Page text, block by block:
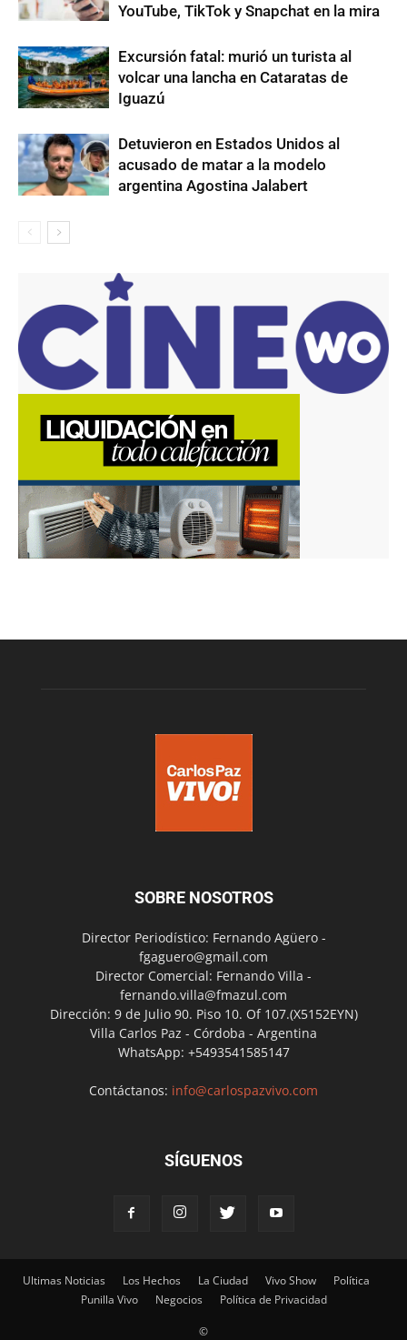
YouTube, TikTok y Snapchat en la mira
Excursión fatal: murió un turista al
volcar una lancha en Cataratas de
Iguazú
Detuvieron en Estados Unidos al
acusado de matar a la modelo
argentina Agostina Jalabert
SOBRE NOSOTROS
Director Periodístico: Fernando Agüero -
fgaguero@gmail.com
Director Comercial: Fernando Villa -
fernando.villa@fmazul.com
Dirección: 9 de Julio 90. Piso 10. Of 107.(X5152EYN)
Villa Carlos Paz - Córdoba - Argentina
WhatsApp: +5493541585147
Contáctanos: info@carlospazvivo.com
SÍGUENOS
Ultimas Noticias Los Hechos La Ciudad Vivo Show
Política
Punilla Vivo
Negocios Política de Privacidad
©